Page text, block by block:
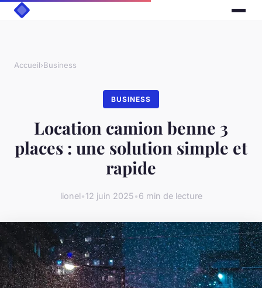
Accueil›Business
BUSINESS
Location camion benne 3
places : une solution simple et
rapide
lionel•12 juin 2025•6 min de lecture